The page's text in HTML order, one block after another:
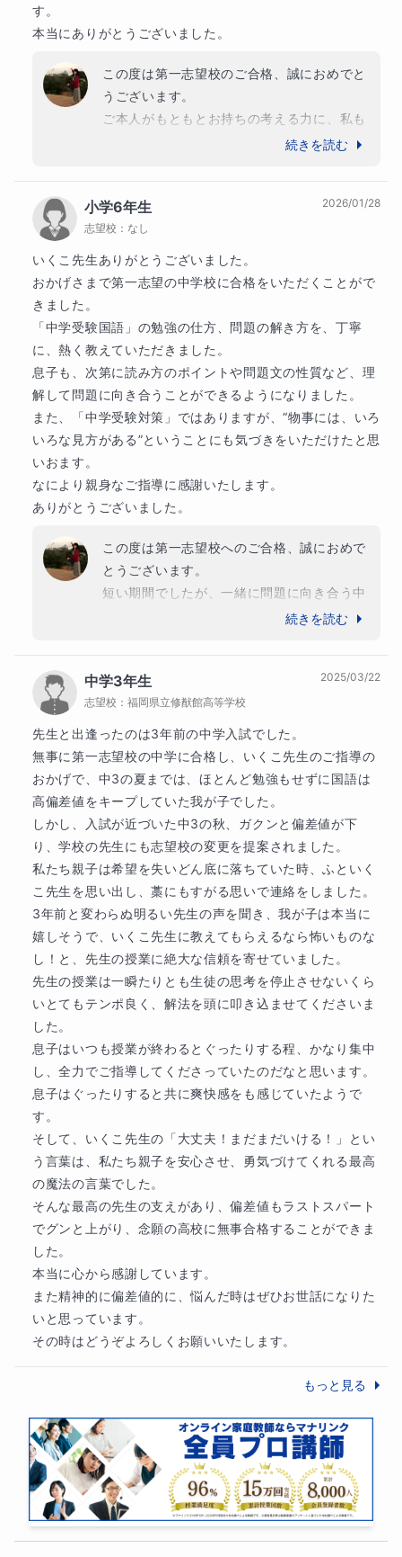
す。
本当にありがとうございました。
この度は第一志望校のご合格、誠におめでと
うございます。
ご本人がもともとお持ちの考える力に、私も
毎回のレッスンで触れさせていただきまし
験をしっかりと見つめ、そこから考えを深め
ていらっしゃることが伝わるものでした。こ
うした力は一朝一夕に身につくものではな
く、これまでのご本人の過ごし方と、やりた
いことを応援してこられた保護者様の支えが
私はその力を言葉として形にするお手伝いを
させていただいただけです。短い期間でした
が、ご一緒できたことを嬉しく思っておりま
す。
これからも持ち前の考える力を発揮して、充
実した高校生活を送ってください。この度は
続きを読む
小学6年生
志望校： なし
2026/01/28
いくこ先生ありがとうございました。
おかげさまで第一志望の中学校に合格をいただくことがで
きました。
「中学受験国語」の勉強の仕方、問題の解き方を、丁寧
に、熱く教えていただきました。
息子も、次第に読み方のポイントや問題文の性質など、理
解して問題に向き合うことができるようになりました。
また、「中学受験対策」ではありますが、“物事には、いろ
いろな見方がある”ということにも気づきをいただけたと思
いおます。
なにより親身なご指導に感謝いたします。
ありがとうございました。
この度は第一志望校へのご合格、誠におめで
とうございます。
短い期間でしたが、一緒に問題に向き合う中
で、ある時期から急に理解が進み、楽しそう
に覚えています。「やった！」「覚醒してき
た！」と弾んだ声で話してくださる様子に、
私自身も嬉しくなりました。
文章の読み方や問題の解き方にはコツがある
こと、そして物事にはいろいろな見方がある
ことに気づいてくださったのは、ご本人が粘
り強く取り組んでくださったからこそです。
この粘り強さは、中学校でも必ず力になりま
す。
これからも持ち前の粘り強さを忘れずに、充
実した中学校生活を送られることを心より願
っています。この度は本当におめでとうござ
いました。
続きを読む
中学3年生
志望校： 福岡県立修猷館高等学校
2025/03/22
先生と出逢ったのは3年前の中学入試でした。
無事に第一志望校の中学に合格し、いくこ先生のご指導の
おかげで、中3の夏までは、ほとんど勉強もせずに国語は
高偏差値をキープしていた我が子でした。
しかし、入試が近づいた中3の秋、ガクンと偏差値が下
り、学校の先生にも志望校の変更を提案されました。
私たち親子は希望を失いどん底に落ちていた時、ふといく
こ先生を思い出し、藁にもすがる思いで連絡をしました。
3年前と変わらぬ明るい先生の声を聞き、我が子は本当に
嬉しそうで、いくこ先生に教えてもらえるなら怖いものな
し！と、先生の授業に絶大な信頼を寄せていました。
先生の授業は一瞬たりとも生徒の思考を停止させないくら
いとてもテンポ良く、解法を頭に叩き込ませてくださいま
した。
息子はいつも授業が終わるとぐったりする程、かなり集中
し、全力でご指導してくださっていたのだなと思います。
息子はぐったりすると共に爽快感をも感じていたようで
す。
そして、いくこ先生の「大丈夫！まだまだいける！」とい
う言葉は、私たち親子を安心させ、勇気づけてくれる最高
の魔法の言葉でした。
そんな最高の先生の支えがあり、偏差値もラストスパート
でグンと上がり、念願の高校に無事合格することができま
した。
本当に心から感謝しています。
また精神的に偏差値的に、悩んだ時はぜひお世話になりた
いと思っています。
その時はどうぞよろしくお願いいたします。
もっと見る